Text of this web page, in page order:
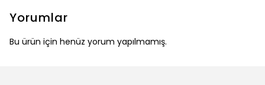
Yorumlar
Bu ürün için henüz yorum yapılmamış.